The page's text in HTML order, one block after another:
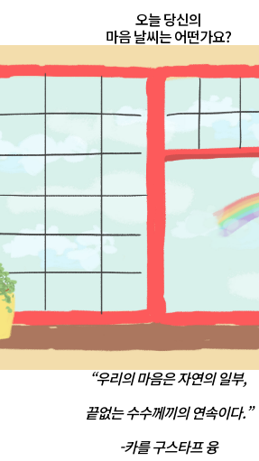
오늘 당신의
마음 날씨는 어떤가요?
“우리의 마음은 자연의 일부,
끝없는 수수께끼의 연속이다.”
-카를 구스타프 융